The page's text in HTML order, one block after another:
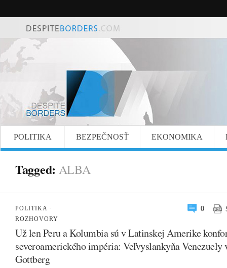
POLITIKA BEZPEČNOSŤ EKONOMIKA
Tagged: ALBA
POLITIKA ·
ROZHOVORY
0
Už len Peru a Kolumbia sú v Latinskej Amerike
severoamerického impéria: Veľvyslankyňa
Gottberg